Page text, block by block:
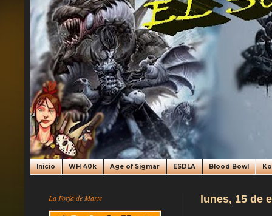
Inicio WH 40k Age of Sigmar ESDLA Blood Bowl
lunes, 15 de
La Forja de Marte